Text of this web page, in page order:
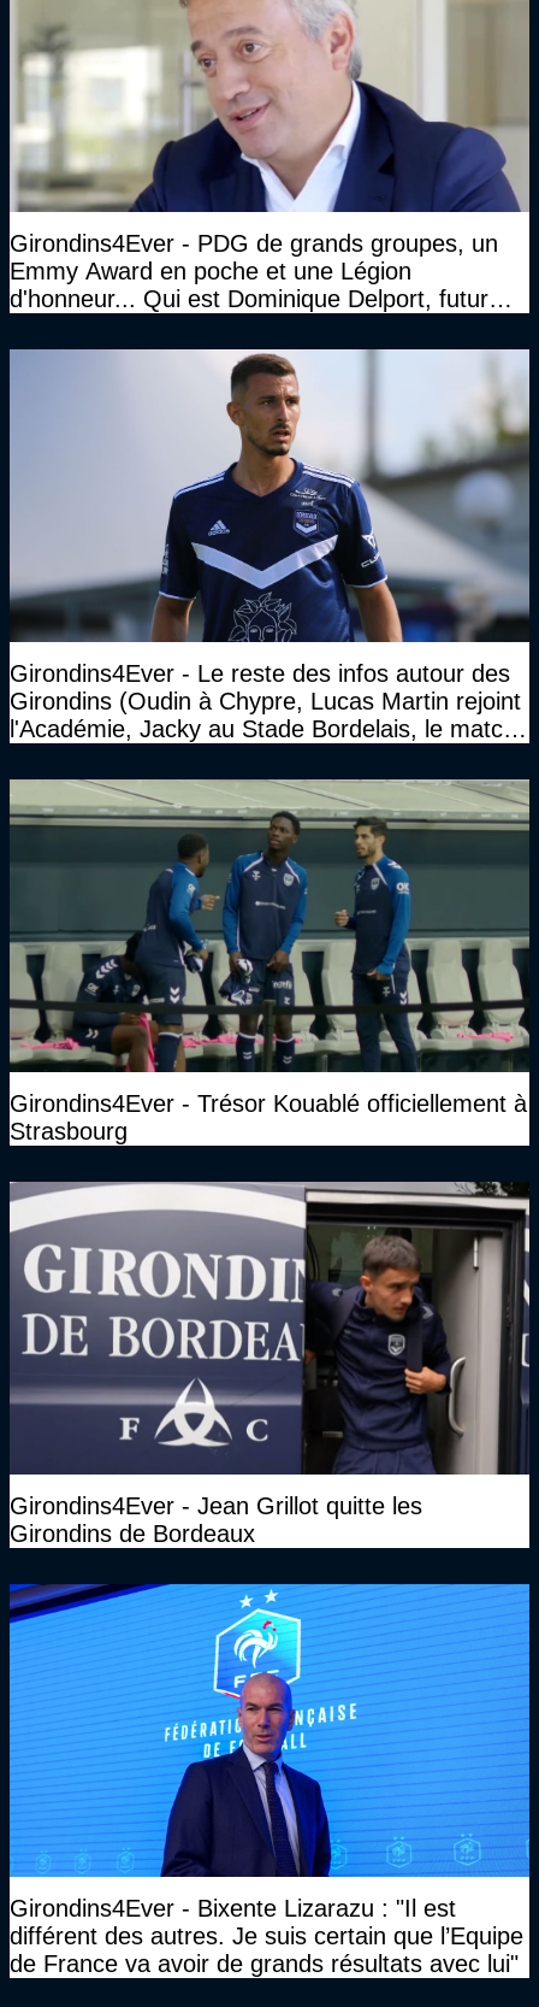
Girondins4Ever - PDG de grands groupes, un
Emmy Award en poche et une Légion
d'honneur... Qui est Dominique Delport, futur
Girondins4Ever - Le reste des infos autour des
Girondins (Oudin à Chypre, Lucas Martin rejoint
l'Académie, Jacky au Stade Bordelais, le match
Girondins4Ever - Trésor Kouablé officiellement à
Strasbourg
Girondins4Ever - Jean Grillot quitte les
Girondins de Bordeaux
Girondins4Ever - Bixente Lizarazu : "Il est
différent des autres. Je suis certain que l’Equipe
de France va avoir de grands résultats avec lui"